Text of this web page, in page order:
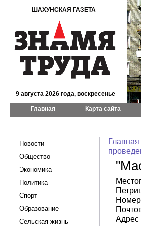
ШАХУНСКАЯ ГАЗЕТА
9 августа 2026 года, воскресенье
Главная Карта сайта
Новости
Общество
Экономика
Политика
Спорт
Образование
Сельская жизнь
Главная
Адрес